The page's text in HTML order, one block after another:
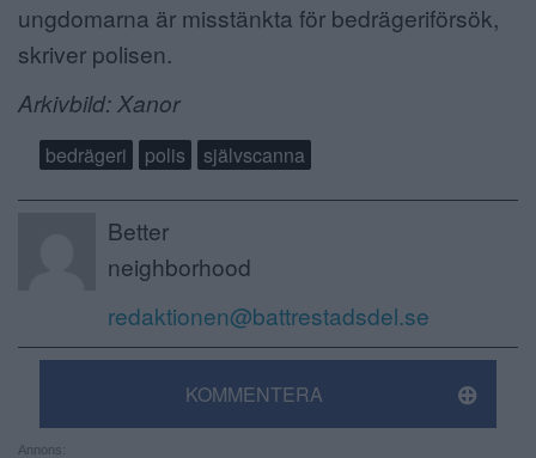
ungdomarna är misstänkta för bedrägeriförsök,
skriver polisen.
Arkivbild: Xanor
bedrägeri polis självscanna
Better
neighborhood
redaktionen@battrestadsdel.se
KOMMENTERA
Annons: